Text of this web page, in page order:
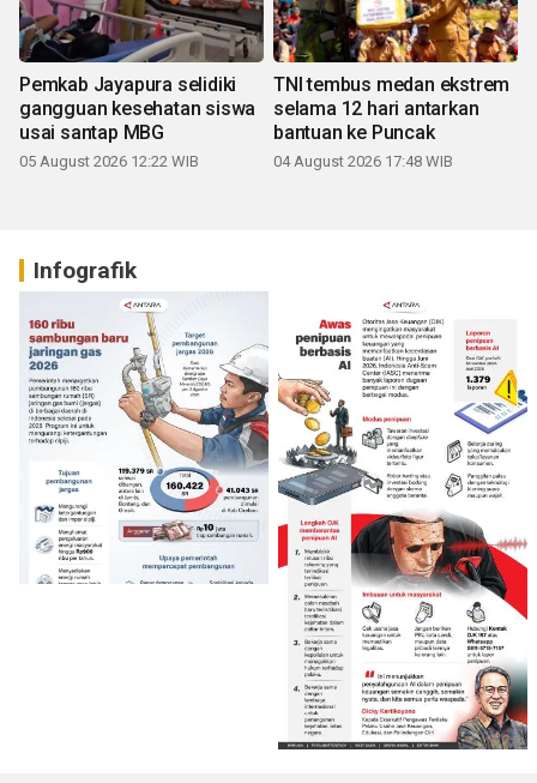
Pemkab Jayapura selidiki
gangguan kesehatan siswa
usai santap MBG
05 August 2026 12:22 WIB
TNI tembus medan ekstrem
selama 12 hari antarkan
bantuan ke Puncak
04 August 2026 17:48 WIB
Infografik